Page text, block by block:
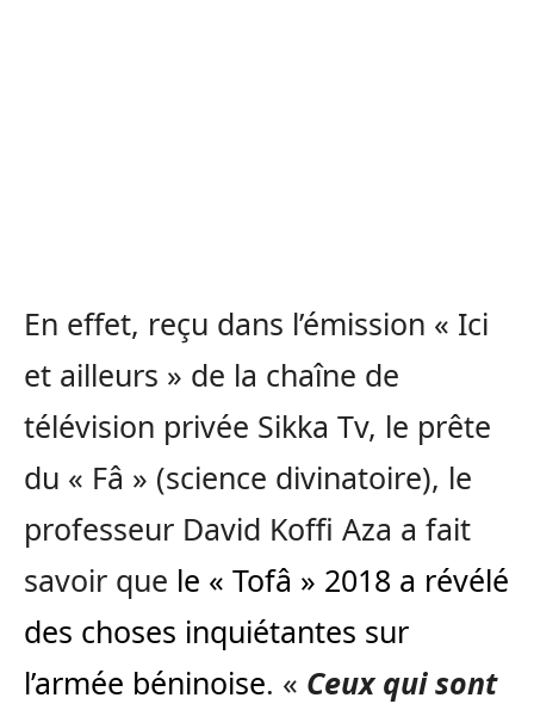
En effet, reçu dans l’émission « Ici
et ailleurs » de la chaîne de
télévision privée Sikka Tv, le prête
du « Fâ » (science divinatoire), le
professeur David Koffi Aza a fait
savoir que le « Tofâ » 2018 a révélé
des choses inquiétantes sur
l’armée béninoise. « Ceux qui sont